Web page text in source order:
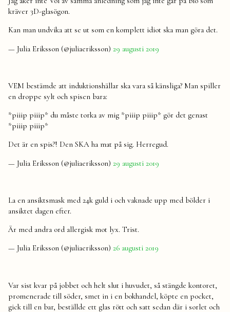
kräver 3D-glasögon.
Kan man undvika att se ut som en komplett idiot ska man göra det.
— Julia Eriksson (@juliaeriksson) 29 augusti 2019
VEM bestämde att induktionshällar ska vara så känsliga? Man spiller
en droppe sylt och spisen bara:
*piiip piiip* du måste torka av mig *piiip piiip* gör det genast
*piiip piiip*
Det är en spis?! Den SKA ha mat på sig. Herregud.
— Julia Eriksson (@juliaeriksson) 29 augusti 2019
La en ansiktsmask med 24k guld i och vaknade upp med bölder i
ansiktet dagen efter.
Är med andra ord allergisk mot lyx. Trist.
— Julia Eriksson (@juliaeriksson) 26 augusti 2019
Var sist kvar på jobbet och helt slut i huvudet, så stängde kontoret,
promenerade till söder, smet in i en bokhandel, köpte en pocket,
gick till en bar, beställde ett glas rött och satt sedan där i sorlet och